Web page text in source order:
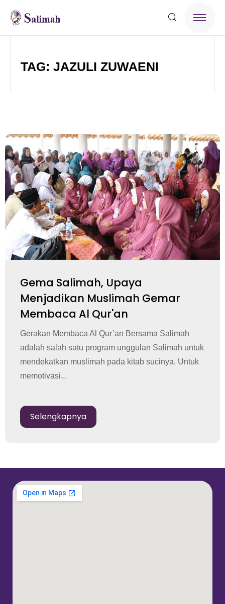
TAG: JAZULI ZUWAENI
Gema Salimah, Upaya
Menjadikan Muslimah Gemar
Membaca Al Qur'an
Gerakan Membaca Al Qur’an Bersama Salimah
adalah salah satu program unggulan Salimah untuk
mendekatkan muslimah pada kitab sucinya. Untuk
memotivasi...
Selengkapnya